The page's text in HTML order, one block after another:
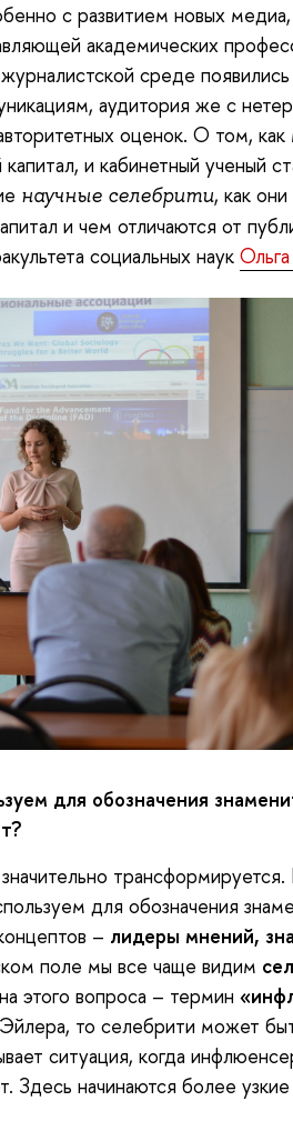
с развитием новых медиа,
академических
среде
аудитория же с
оценок. О том, как
и кабинетный ученый
научные селебрити, как они
и чем отличаются от
социальных наук
для обозначения
для обозначения
– лидеры мнений,
поле мы все чаще видим
этого вопроса – термин
Эйлера, то селебрити может
ситуация, когда
Здесь начинаются более